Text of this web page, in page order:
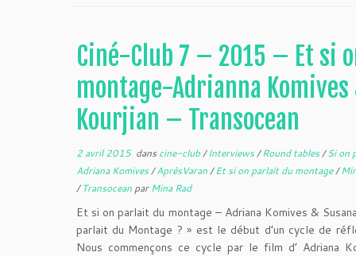
Ciné-Club 7 – 2015 – Et si
montage-Adrianna Komives
Kourjian – Transocean
2 avril 2015dans cine-club/Interviews/Round tables/Si on
Adriana Komives/AprèsVaran/Et si on parlait du montage/
/Transocean parMina Rad
Et si on parlait du montage – Adriana Komives &
parlait du Montage ? » est le début d’un cycle de
Nous commençons ce cycle par le film d’ Adriana